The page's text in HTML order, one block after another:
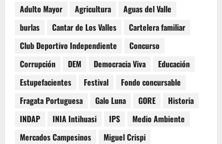
Adulto Mayor Agricultura
Aguas del Valle
burlas
Cantar de Los Valles
Cartelera familiar
Club Deportivo Independiente
Concurso
Corrupción
DEM Democracia Viva
Educación
Estupefacientes
Festival
Fondo concursable
Fragata Portuguesa
Galo Luna GORE
Historia
INDAP
INIA Intihuasi IPS
Medio Ambiente
Mercados Campesinos
Miguel Crispi